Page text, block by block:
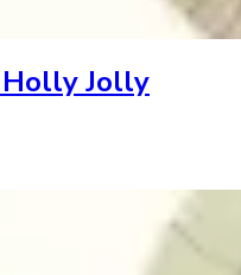
Holly Jolly